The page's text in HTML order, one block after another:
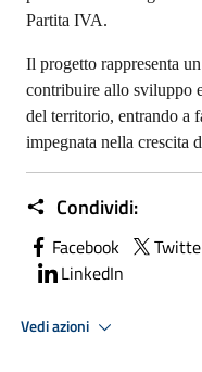
Partita IVA.
Il progetto rappresenta
contribuire allo sviluppo
del territorio, entrando a
impegnata nella crescita
Condividi:
Facebook
LinkedIn
Vedi azioni